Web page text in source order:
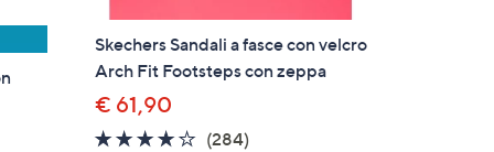
Skechers Sandali a fasce con velcro
Arch Fit Footsteps con zeppa
€ 61,90
3.6
(284)